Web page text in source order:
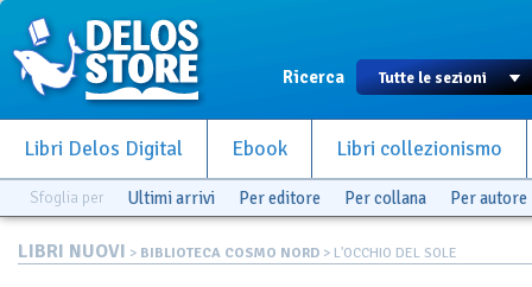
Ricerca
Libri Delos Digital Ebook Libri collezionismo
Sfoglia per Ultimi arrivi Per editore Per collana Per autore
LIBRI NUOVI > BIBLIOTECA COSMO NORD > L'OCCHIO DEL SOLE